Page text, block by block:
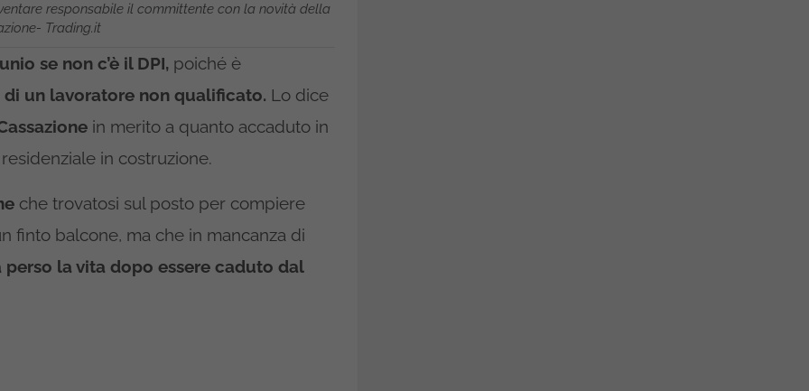
responsabile il committente con la novità della
Trading.it
se non c’è il DPI, poiché è
un lavoratore non qualificato. Lo dice
in merito a quanto accaduto in
in costruzione.
che trovatosi sul posto per compiere
finto balcone, ma che in mancanza di
perso la vita dopo essere caduto dal